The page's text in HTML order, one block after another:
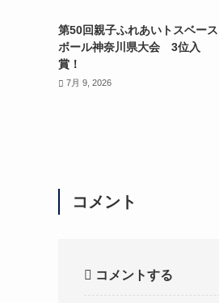
第50回親子ふれあいトスベース
ボール神奈川県大会 3位入
賞！
7月 9, 2026
コメント
コメントする